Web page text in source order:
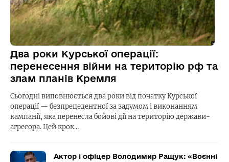
Два роки Курської операції:
перенесення війни на територію рф та
злам планів Кремля
Сьогодні виповнюється два роки від початку Курської
операції — безпрецедентної за задумом і виконанням
кампанії, яка перенесла бойові дії на територію держави-
агресора. Цей крок…
Актор і офіцер Володимир Ращук: «Воєнні